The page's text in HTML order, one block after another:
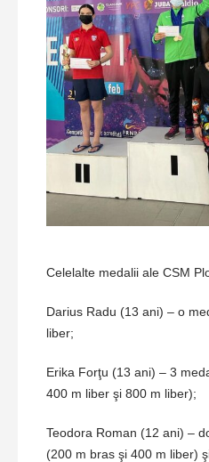
Celelalte medalii ale CSM
Darius Radu (13 ani) – o
liber;
Erika Forţu (13 ani) – 3
400 m liber şi 800 m liber);
Teodora Roman (12 ani) –
(200 m bras şi 400 m liber)